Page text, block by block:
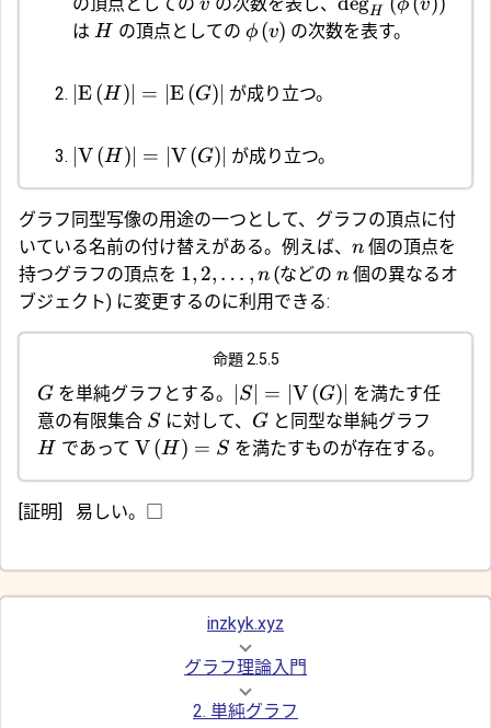
v H ϕ v
は H の頂点としての ϕ (v) の次数を表す。
E(H ) = E (G) が成り立つ。
V(H ) = V(G) が成り立つ。
グラフ同型写像の用途の一つとして、グラフの頂点に付
いている名前の付け替えがある。例えば、 n 個の頂点を
持つグラフの頂点を 1, 2, … , n(などの n個の異なるオ
ブジェクト) に変更するのに利用できる:
命題 2.5.5
G を単純グラフとする。 S = V(G) を満たす任
意の有限集合 S に対して、 G と同型な単純グラフ
H であって V (H ) = S を満たすものが存在する。
[証明] 易しい。□
inzkyk.xyz
グラフ理論入門
2. 単純グラフ